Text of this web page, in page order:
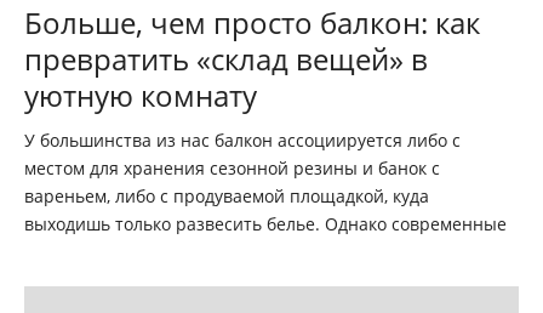
Больше, чем просто балкон: как
превратить «склад вещей» в
уютную комнату
У большинства из нас балкон ассоциируется либо с
местом для хранения сезонной резины и банок с
вареньем, либо с продуваемой площадкой, куда
выходишь только развесить белье. Однако современные